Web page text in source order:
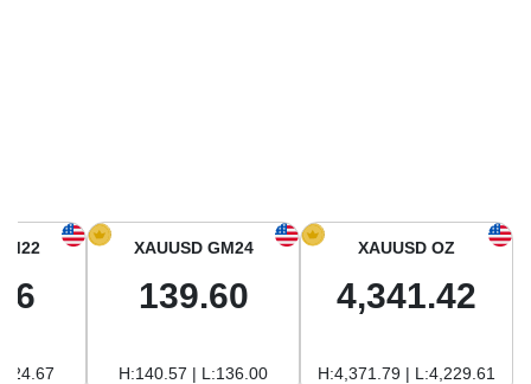
أسعار الذهب في أمريكا الجنوبية
XAUUSD OZ
4,341.42
H:4,371.79 | L:4,229.61
XAUUSD GM24
139.60
H:140.57 | L:136.00